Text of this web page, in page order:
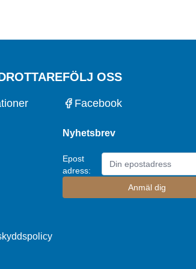
FÖLJ OSS
Facebook
Nyhetsbrev
Epost
adress: